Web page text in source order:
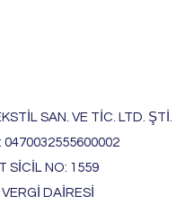
SAN. VE TİC. LTD. ŞTİ.
0470032555600002
SİCİL NO: 1559
DAİRESİ